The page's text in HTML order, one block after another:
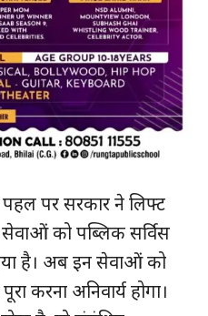
पहल पर सरकार ने लिफ्ट
को पब्लिक सर्विस
है। अब इन सेवाओं को
करना अनिवार्य होगा।